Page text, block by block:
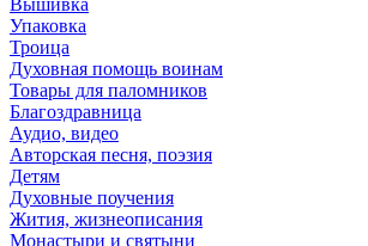
Вышивка
Упаковка
Троица
Духовная помощь воинам
Товары для паломников
Благоздравница
Аудио, видео
Авторская песня, поэзия
Детям
Духовные поучения
Жития, жизнеописания
Монастыри и святыни